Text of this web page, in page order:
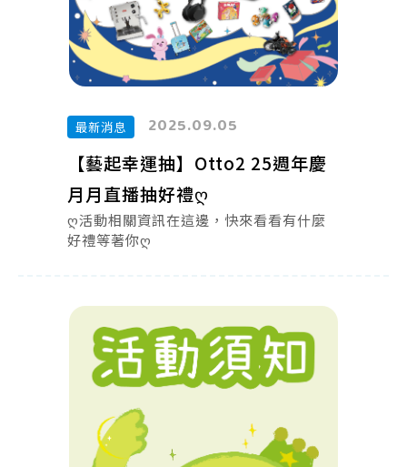
最新消息 2025.09.05
【藝起幸運抽】Otto2 25週年慶
月月直播抽好禮ღ
ღ活動相關資訊在這邊，快來看看有什麼
好禮等著你ღ